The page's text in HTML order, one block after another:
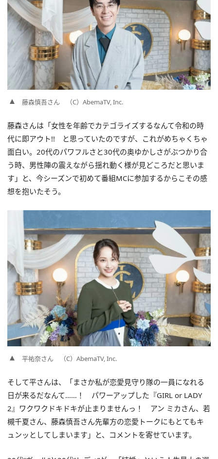
藤森慎吾さん （C）AbemaTV, Inc.
藤森さんは「女性を年齢でカテゴライズするなんて令和の時
代に即アウト!! と思っていたのですが、これがめちゃくちゃ
面白い。20代のパワフルさと30代の奥ゆかしさがぶつかり合
う時、男性陣の震えながら揺れ動く様が見どころだと思いま
す」と、今シーズンで初めて番組MCに参加するからこその感
想を抱いたそう。
平祐奈さん （C）AbemaTV, Inc.
そして平さんは、「まさか私が恋愛見守り隊の一員になれる
日が来るだなんて……！ パワーアップした『GIRL or LADY
2』ワクワクドキドキが止まりませんっ！ アン ミカさん、若
槻千夏さん、藤森慎吾さん先輩方の恋愛トークにもとてもキ
ュンッとしてしまいます」と、コメントを寄せています。